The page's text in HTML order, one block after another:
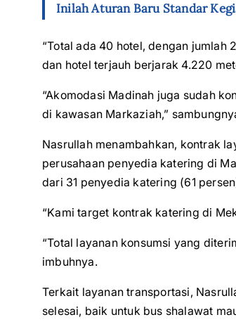
Inilah Aturan Baru Standar
“Total ada 40 hotel, dengan
dan hotel terjauh berjarak 4.220
“Akomodasi Madinah juga sudah
di kawasan Markaziah,”
Nasrullah menambahkan, kontrak
perusahaan penyedia katering di
dari 31 penyedia katering (61
“Kami target kontrak katering di
“Total layanan konsumsi yang
imbuhnya.
Terkait layanan transportasi,
selesai, baik untuk bus shalawat